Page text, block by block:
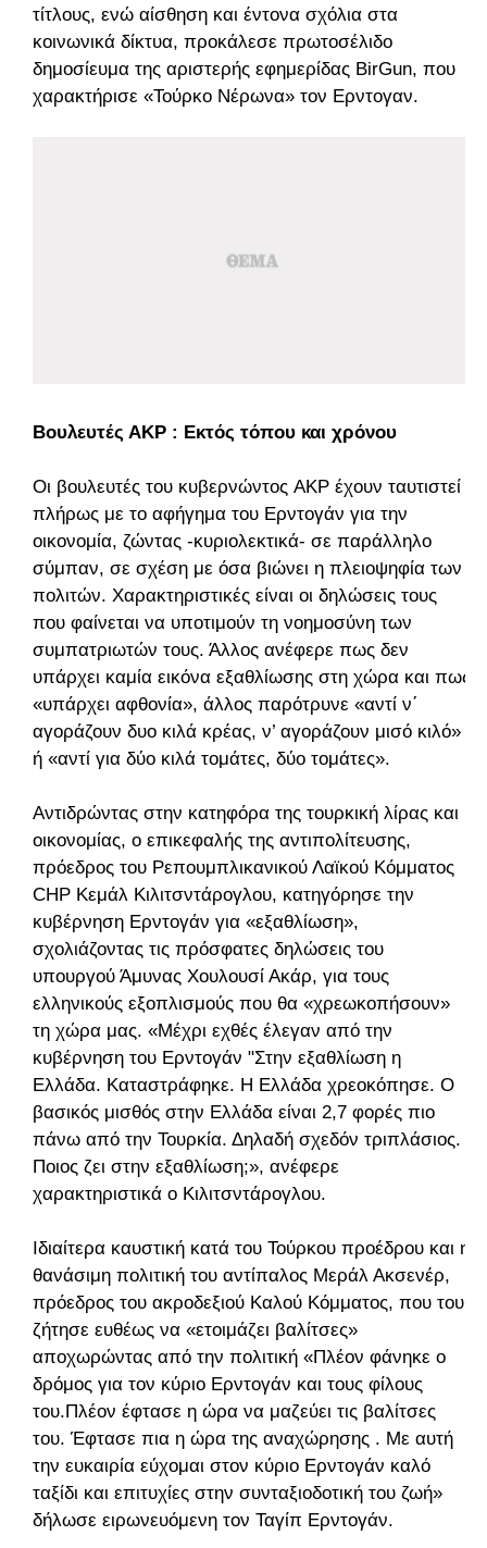
τίτλους, ενώ αίσθηση και έντονα σχόλια στα
κοινωνικά δίκτυα, προκάλεσε πρωτοσέλιδο
δημοσίευμα της αριστερής εφημερίδας BirGun, που
χαρακτήρισε «Τούρκο Νέρωνα» τον Ερντογαν.
Βουλευτές ΑΚP : Εκτός τόπου και χρόνου
Οι βουλευτές του κυβερνώντος AKP έχουν ταυτιστεί
πλήρως με το αφήγημα του Ερντογάν για την
οικονομία, ζώντας -κυριολεκτικά- σε παράλληλο
σύμπαν, σε σχέση με όσα βιώνει η πλειοψηφία των
πολιτών. Χαρακτηριστικές είναι οι δηλώσεις τους
που φαίνεται να υποτιμούν τη νοημοσύνη των
συμπατριωτών τους. Άλλος ανέφερε πως δεν
υπάρχει καμία εικόνα εξαθλίωσης στη χώρα και πως
«υπάρχει αφθονία», άλλος παρότρυνε «αντί ν΄
αγοράζουν δυο κιλά κρέας, ν’ αγοράζουν μισό κιλό»
ή «αντί για δύο κιλά τομάτες, δύο τομάτες».
Αντιδρώντας στην κατηφόρα της τουρκική λίρας και
οικονομίας, ο επικεφαλής της αντιπολίτευσης,
πρόεδρος του Ρεπουμπλικανικού Λαϊκού Κόμματος
CHP Κεμάλ Κιλιτσντάρογλου, κατηγόρησε την
κυβέρνηση Ερντογάν για «εξαθλίωση»,
σχολιάζοντας τις πρόσφατες δηλώσεις του
υπουργού Άμυνας Χουλουσί Ακάρ, για τους
ελληνικούς εξοπλισμούς που θα «χρεωκοπήσουν»
τη χώρα μας. «Μέχρι εχθές έλεγαν από την
κυβέρνηση του Ερντογάν "Στην εξαθλίωση η
Ελλάδα. Καταστράφηκε. Η Ελλάδα χρεοκόπησε. Ο
βασικός μισθός στην Ελλάδα είναι 2,7 φορές πιο
πάνω από την Τουρκία. Δηλαδή σχεδόν τριπλάσιος.
Ποιος ζει στην εξαθλίωση;», ανέφερε
χαρακτηριστικά ο Κιλιτσντάρογλου.
Ιδιαίτερα καυστική κατά του Τούρκου προέδρου και η
θανάσιμη πολιτική του αντίπαλος Μεράλ Ακσενέρ,
πρόεδρος του ακροδεξιού Καλού Κόμματος, που του
ζήτησε ευθέως να «ετοιμάζει βαλίτσες»
αποχωρώντας από την πολιτική «Πλέον φάνηκε ο
δρόμος για τον κύριο Ερντογάν και τους φίλους
του.Πλέον έφτασε η ώρα να μαζεύει τις βαλίτσες
του. Έφτασε πια η ώρα της αναχώρησης . Με αυτή
την ευκαιρία εύχομαι στον κύριο Ερντογάν καλό
ταξίδι και επιτυχίες στην συνταξιοδοτική του ζωή»
δήλωσε ειρωνευόμενη τον Ταγίπ Ερντογάν.